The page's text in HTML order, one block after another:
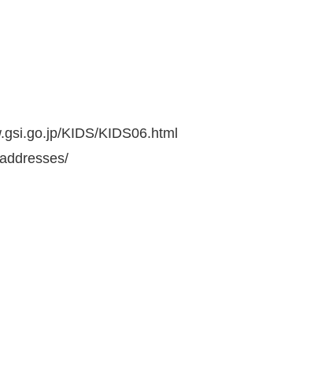
KIDS/KIDS06.html